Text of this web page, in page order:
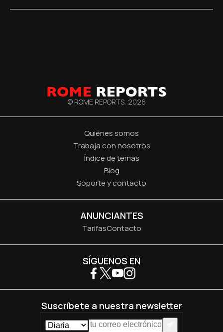
© ROME REPORTS, 2026
Quiénes somos
Trabaja con nosotros
Índice de temas
Blog
Soporte y contacto
ANUNCIANTES
TarifasContacto
SÍGUENOS EN
Suscríbete a nuestra newsletter